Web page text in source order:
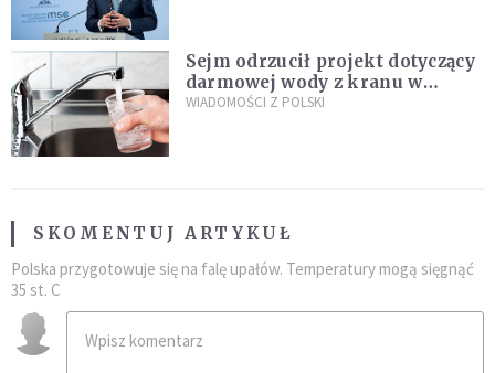
Sejm odrzucił projekt dotyczący
darmowej wody z kranu w
restauracjach
WIADOMOŚCI Z POLSKI
SKOMENTUJ ARTYKUŁ
Polska przygotowuje się na falę upałów. Temperatury mogą sięgnąć
35 st. C